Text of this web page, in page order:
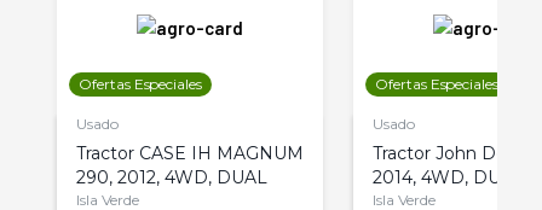
Ofertas Especiales
Usado
Tractor CASE IH MAGNUM
290, 2012, 4WD, DUAL
Isla Verde
Ofertas Especiales
Usado
Tractor John Deere
2014, 4WD, DUAL
Isla Verde